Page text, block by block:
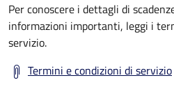
Per conoscere i dettagli di
informazioni importanti, leggi i
servizio.
Termini e condizioni di servizio